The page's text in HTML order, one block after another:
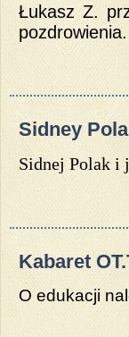
Łukasz Z.
pozdrowienia.
Sidney
Sidnej Polak i
Kabaret
O edukacji